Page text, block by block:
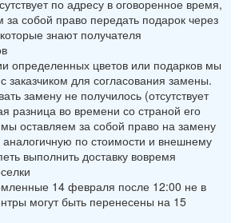
по адресу в оговоренное время,
собой право передать подарок через
знают получателя
определенных цветов или подарков мы
заказчиком для согласования замены.
замену не получилось (отсутствует
разница во времени со страной его
оставляем за собой право на замену
аналогичную по стоимости и внешнему
выполнить доставку вовремя
14 февраля после 12:00 не в
могут быть перенесены на 15